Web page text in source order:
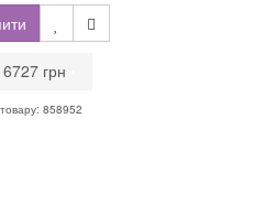
грн
858952